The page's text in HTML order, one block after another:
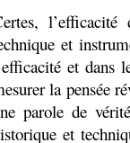
et
et dans
la pensée
parole de
et